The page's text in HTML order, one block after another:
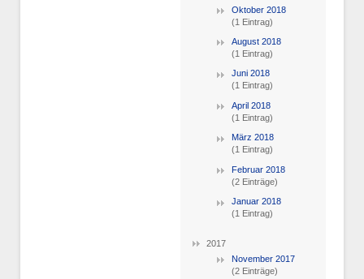
Oktober 2018
(1 Eintrag)
August 2018
(1 Eintrag)
Juni 2018
(1 Eintrag)
April 2018
(1 Eintrag)
März 2018
(1 Eintrag)
Februar 2018
(2 Einträge)
Januar 2018
(1 Eintrag)
2017
November 2017
(2 Einträge)